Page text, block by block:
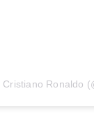
Cristiano Ronaldo